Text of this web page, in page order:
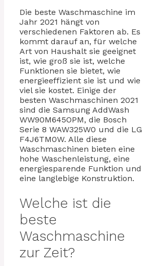
Die beste Waschmaschine im
Jahr 2021 hängt von
verschiedenen Faktoren ab. Es
kommt darauf an, für welche
Art von Haushalt sie geeignet
ist, wie groß sie ist, welche
Funktionen sie bietet, wie
energieeffizient sie ist und wie
viel sie kostet. Einige der
besten Waschmaschinen 2021
sind die Samsung AddWash
WW90M645OPM, die Bosch
Serie 8 WAW325W0 und die LG
F4J6TM0W. Alle diese
Waschmaschinen bieten eine
hohe Waschenleistung, eine
energiesparende Funktion und
eine langlebige Konstruktion.
Welche ist die
beste
Waschmaschine
zur Zeit?